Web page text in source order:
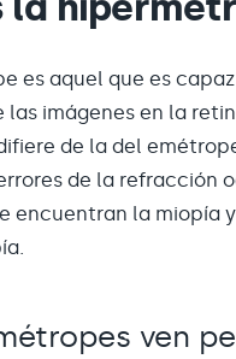
es aquel que es
imágenes en la
de la del
de la refracción
encuentran la miopía y
ven